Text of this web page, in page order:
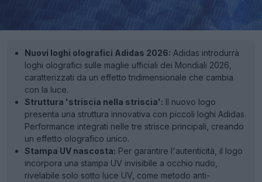
Nuovi loghi olografici Adidas 2026: Adidas introdurrà
loghi olografici sulle maglie ufficiali dei Mondiali 2026,
caratterizzati da un effetto tridimensionale che cambia
con la luce.
Struttura 'striscia nella striscia': Il nuovo logo
presenta una struttura innovativa con piccoli loghi Adidas
Performance integrati nelle tre strisce principali, creando
un effetto olografico unico.
Stampa UV nascosta: Per garantire l'autenticità, il logo
incorpora una stampa UV invisibile a occhio nudo,
rivelabile solo sotto luce UV, come metodo anti-